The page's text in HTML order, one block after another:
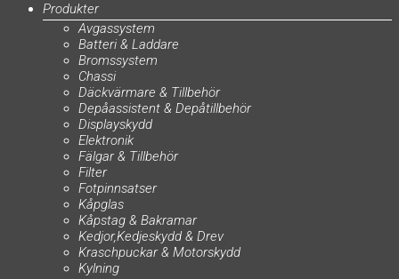
Produkter
Avgassystem
Batteri & Laddare
Bromssystem
Chassi
Däckvärmare & Tillbehör
Depåassistent & Depåtillbehör
Displayskydd
Elektronik
Fälgar & Tillbehör
Filter
Fotpinnsatser
Kåpglas
Kåpstag & Bakramar
Kedjor,Kedjeskydd & Drev
Kraschpuckar & Motorskydd
Kylning